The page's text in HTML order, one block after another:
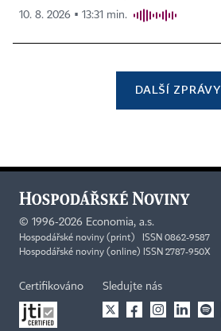
10. 8. 2026 ▪ 13:31 min.
DALŠÍ ZPRÁVY
© 1996-2026 Economia, a.s.
Hospodářské noviny (print) ISSN 0862-9587
Hospodářské noviny (online) ISSN 2787-950X
Certifikováno Sledujte nás